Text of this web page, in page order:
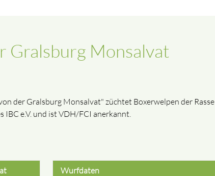
Gralsburg Monsalvat
der Gralsburg Monsalvat" züchtet Boxerwelpen der Rasse
e.V. und ist VDH/FCI anerkannt.
Wurfdaten